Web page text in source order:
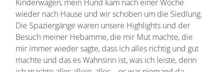
Kinderwagen, mein Hund kam nach einer Woche
wieder nach Hause und wir schoben um die Siedlung.
Die Spaziergänge waren unsere Highlights und der
Besuch meiner Hebamme, die mir Mut machte, die
mir immer wieder sagte, dass ich alles richtig und gut
machte und das es Wahnsinn ist, was ich leiste, denn